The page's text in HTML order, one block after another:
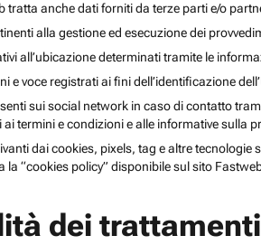
tratta anche dati forniti da terze parti e/o
alla gestione ed esecuzione dei
all’ubicazione determinati tramite le
e voce registrati ai fini dell’identificazione
sui social network in caso di contatto
ai termini e condizioni e alle informative sulla
dai cookies, pixels, tag e altre
la “cookies policy” disponibile sul sito
dei